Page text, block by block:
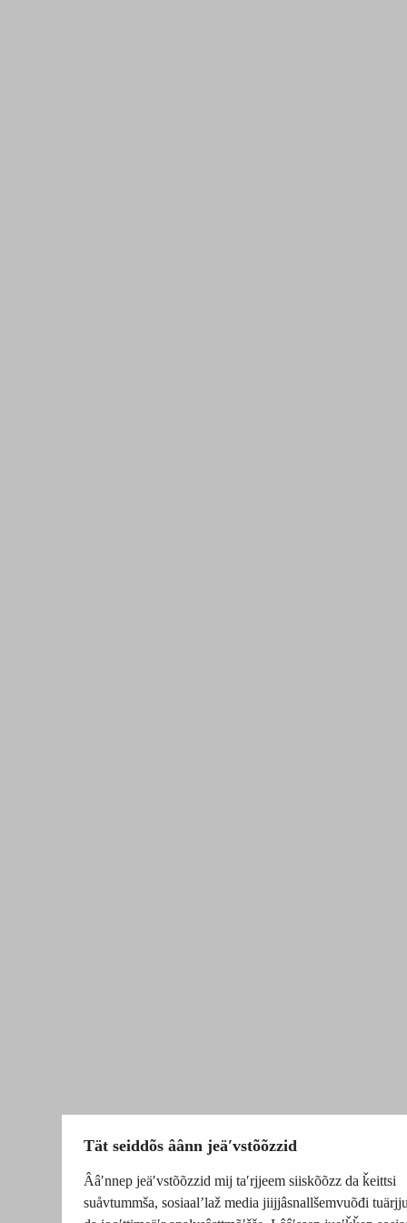
Tät seiddõs âânn jeäʹvstõõzzid
Ââʹnnep jeäʹvstõõzzid mij taʹrjjeem siiskõõzz da ǩeittsi
suåvtummša, sosiaalʼlaž media jiijjâsnallšemvuõđi